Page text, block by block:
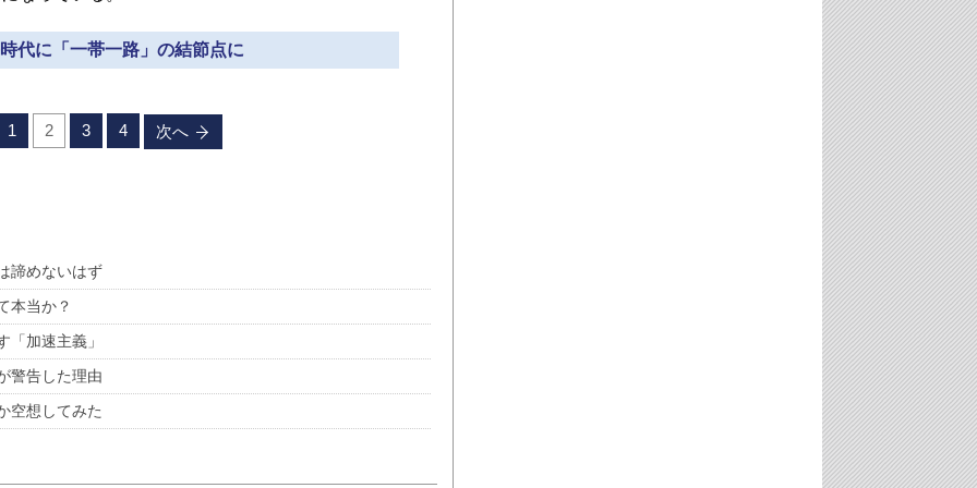
代に「一帯一路」の結節点に
1 2 3 4 次へ
諦めないはず
本当か？
加速主義」
警告した理由
空想してみた